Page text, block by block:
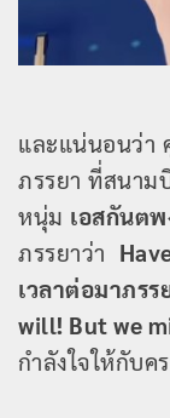
และแน่นอนว่า
ภรรยา ที่สนาม
หนุ่ม เอสกันต
ภรรยาว่า
เวลาต่อมาภร
will! But we
กำลังใจให้กับ